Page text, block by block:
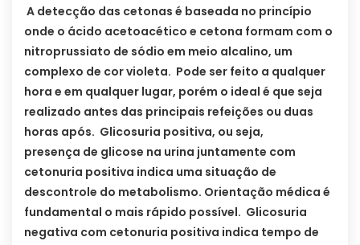
A detecção das cetonas é baseada no princípio
onde o ácido acetoacético e cetona formam com o
nitroprussiato de sódio em meio alcalino, um
complexo de cor violeta. Pode ser feito a qualquer
hora e em qualquer lugar, porém o ideal é que seja
realizado antes das principais refeições ou duas
horas após. Glicosuria positiva, ou seja,
presença de glicose na urina juntamente com
cetonuria positiva indica uma situação de
descontrole do metabolismo. Orientação médica é
fundamental o mais rápido possível. Glicosuria
negativa com cetonuria positiva indica tempo de